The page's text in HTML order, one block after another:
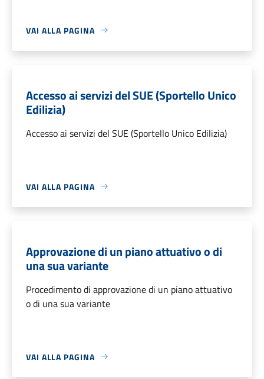
VAI ALLA PAGINA
Accesso ai servizi del SUE (Sportello Unico
Edilizia)
Accesso ai servizi del SUE (Sportello Unico Edilizia)
VAI ALLA PAGINA
Approvazione di un piano attuativo o di
una sua variante
Procedimento di approvazione di un piano attuativo
o di una sua variante
VAI ALLA PAGINA